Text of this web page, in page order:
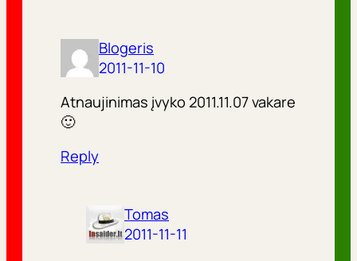
Blogeris
2011-11-10
Atnaujinimas įvyko 2011.11.07 vakare
🙂
Reply
Tomas
2011-11-11